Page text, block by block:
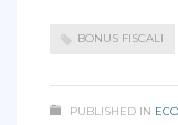
BONUS FISCALI
PUBLISHED IN